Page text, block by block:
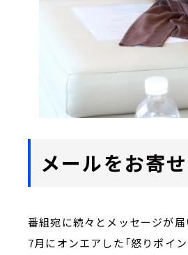
メールをお寄
番組宛に続々とメッセージが届
7月にオンエアした「怒りポイ